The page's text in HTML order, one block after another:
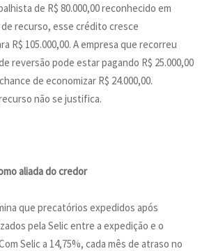
de R$ 80.000,00 reconhecido em
recurso, esse crédito cresce
R$ 105.000,00. A empresa que recorreu
reversão pode estar pagando R$ 25.000,00
de economizar R$ 24.000,00.
não se justifica.
aliada do credor
que precatórios expedidos após
pela Selic entre a expedição e o
Selic a 14,75%, cada mês de atraso no